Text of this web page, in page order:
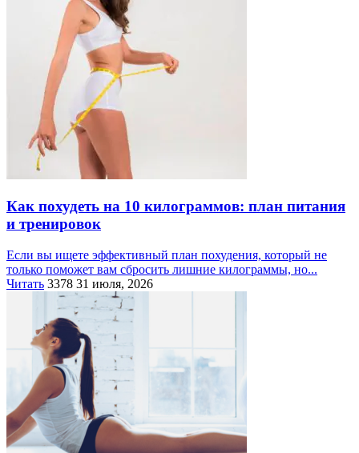
Как похудеть на 10 килограммов: план питания
и тренировок
Если вы ищете эффективный план похудения, который не
только поможет вам сбросить лишние килограммы, но...
Читать 3378 31 июля, 2026